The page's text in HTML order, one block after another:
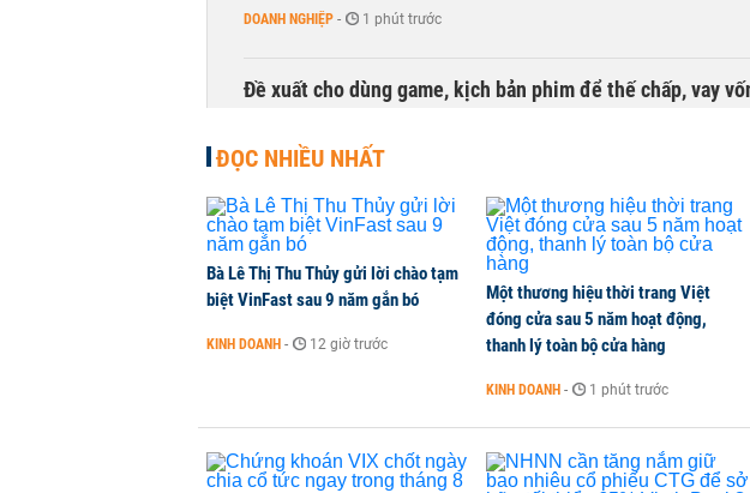
DOANH NGHIỆP - 1 phút trước
Đề xuất cho dùng game, kịch bản phim để thế chấp, vay
ĐỌC NHIỀU NHẤT
Bà Lê Thị Thu Thủy gửi lời chào tạm
biệt VinFast sau 9 năm gắn bó
KINH DOANH - 12 giờ trước
Một thương hiệu thời trang Việt
đóng cửa sau 5 năm hoạt động,
thanh lý toàn bộ cửa hàng
KINH DOANH - 1 phút trước